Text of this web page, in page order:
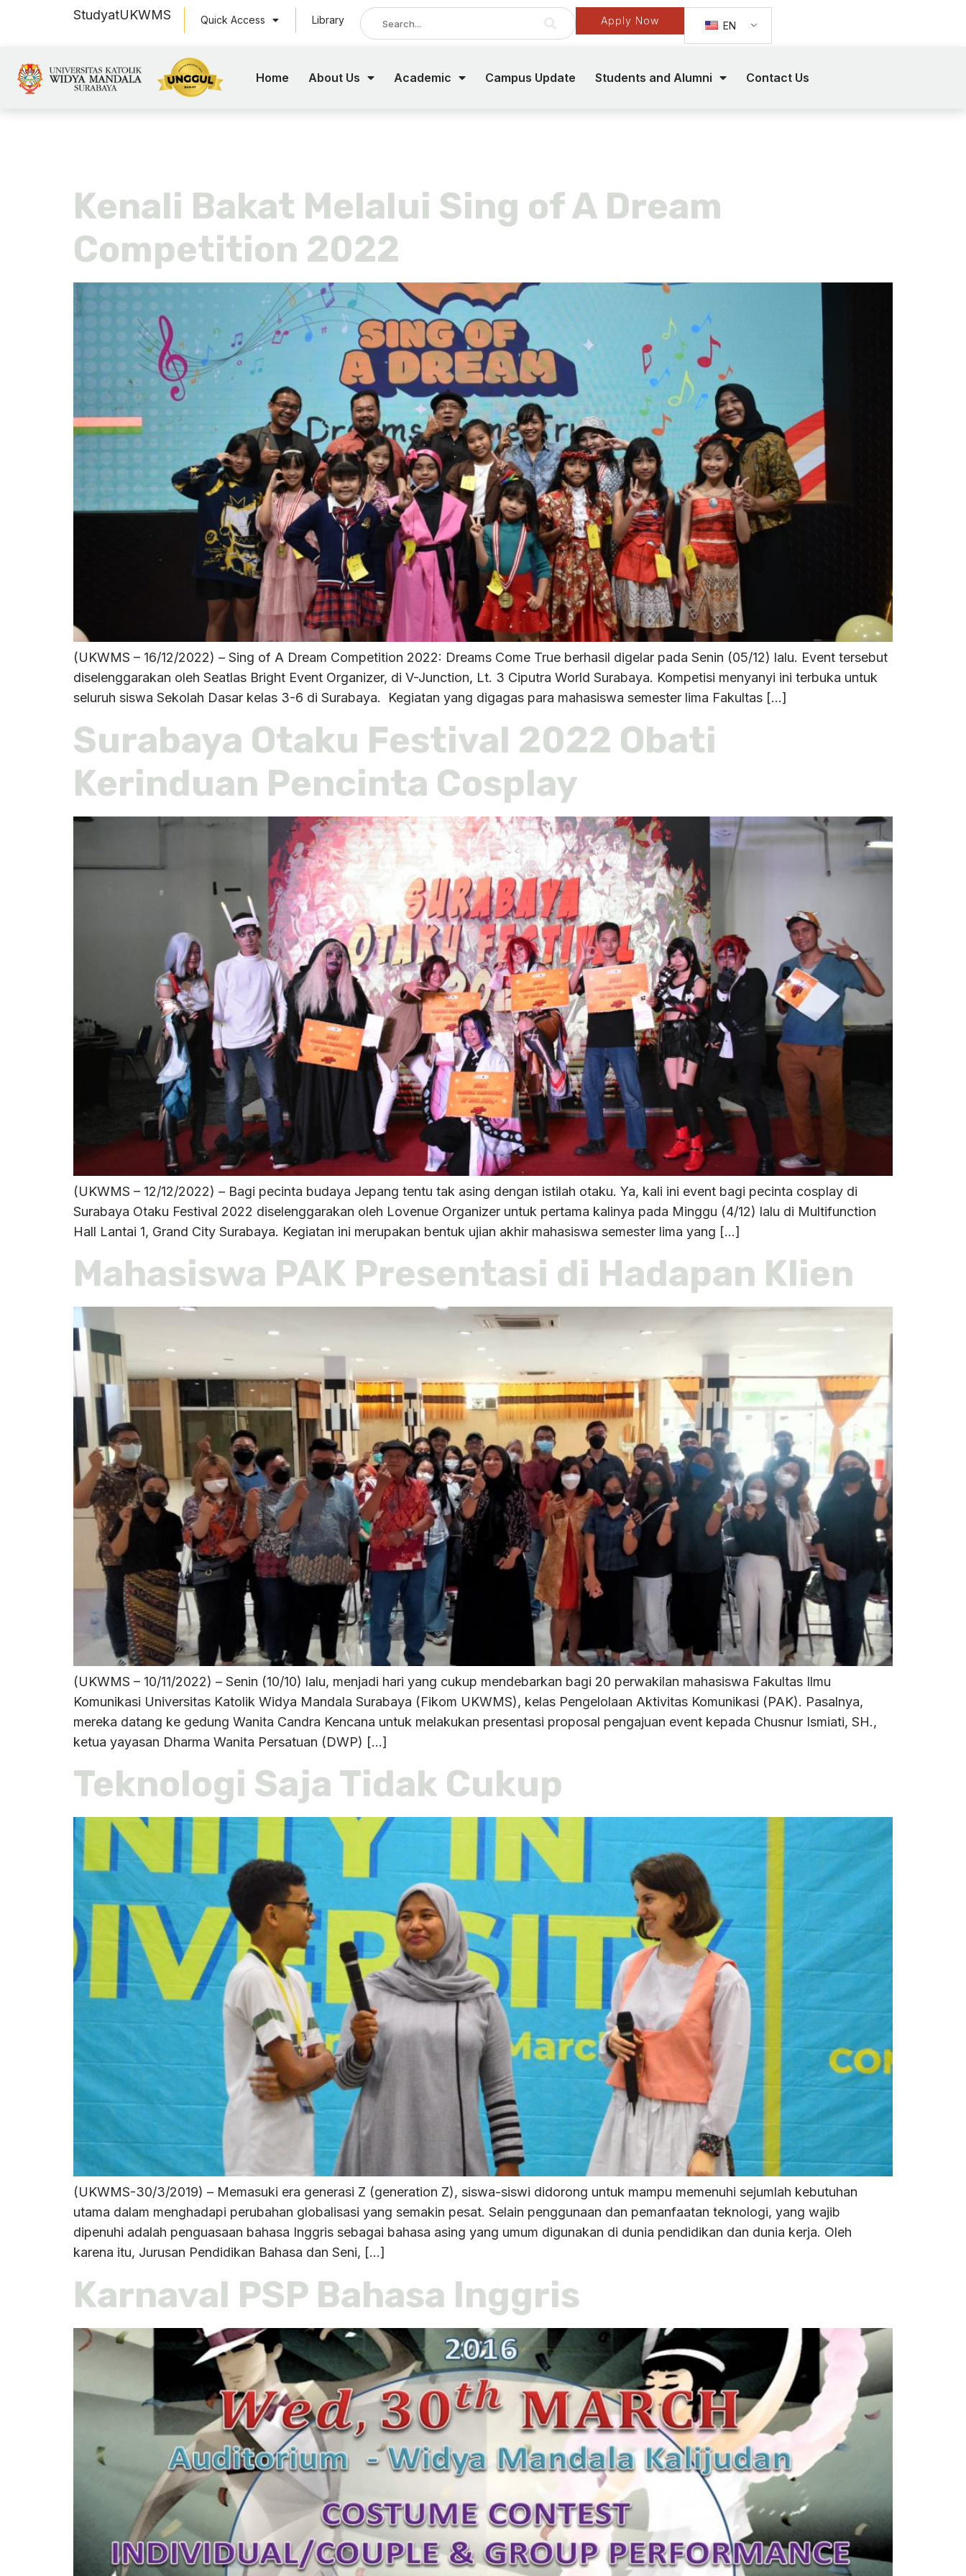
StudyatUKWMS Quick Access Library Apply Now EN
Home About Us Academic Campus Update Students and Alumni Contact Us
Kenali Bakat Melalui Sing of A Dream
Competition 2022
(UKWMS – 16/12/2022) – Sing of A Dream Competition 2022: Dreams Come True berhasil digelar pada Senin (05/12) lalu. Event tersebut
diselenggarakan oleh Seatlas Bright Event Organizer, di V-Junction, Lt. 3 Ciputra World Surabaya. Kompetisi menyanyi ini terbuka untuk
seluruh siswa Sekolah Dasar kelas 3-6 di Surabaya. Kegiatan yang digagas para mahasiswa semester lima Fakultas […]
Surabaya Otaku Festival 2022 Obati
Kerinduan Pencinta Cosplay
(UKWMS – 12/12/2022) – Bagi pecinta budaya Jepang tentu tak asing dengan istilah otaku. Ya, kali ini event bagi pecinta cosplay di
Surabaya Otaku Festival 2022 diselenggarakan oleh Lovenue Organizer untuk pertama kalinya pada Minggu (4/12) lalu di Multifunction
Hall Lantai 1, Grand City Surabaya. Kegiatan ini merupakan bentuk ujian akhir mahasiswa semester lima yang […]
Mahasiswa PAK Presentasi di Hadapan Klien
(UKWMS – 10/11/2022) – Senin (10/10) lalu, menjadi hari yang cukup mendebarkan bagi 20 perwakilan mahasiswa Fakultas Ilmu
Komunikasi Universitas Katolik Widya Mandala Surabaya (Fikom UKWMS), kelas Pengelolaan Aktivitas Komunikasi (PAK). Pasalnya,
mereka datang ke gedung Wanita Candra Kencana untuk melakukan presentasi proposal pengajuan event kepada Chusnur Ismiati, SH.,
ketua yayasan Dharma Wanita Persatuan (DWP) […]
Teknologi Saja Tidak Cukup
(UKWMS-30/3/2019) – Memasuki era generasi Z (generation Z), siswa-siswi didorong untuk mampu memenuhi sejumlah kebutuhan
utama dalam menghadapi perubahan globalisasi yang semakin pesat. Selain penggunaan dan pemanfaatan teknologi, yang wajib
dipenuhi adalah penguasaan bahasa Inggris sebagai bahasa asing yang umum digunakan di dunia pendidikan dan dunia kerja. Oleh
karena itu, Jurusan Pendidikan Bahasa dan Seni, […]
Karnaval PSP Bahasa Inggris